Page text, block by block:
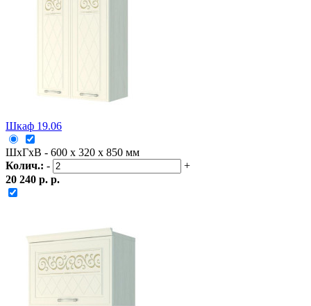
Шкаф 19.06
ШxГxВ - 600 x 320 x 850 мм
Колич.: -
+
20 240 р. р.